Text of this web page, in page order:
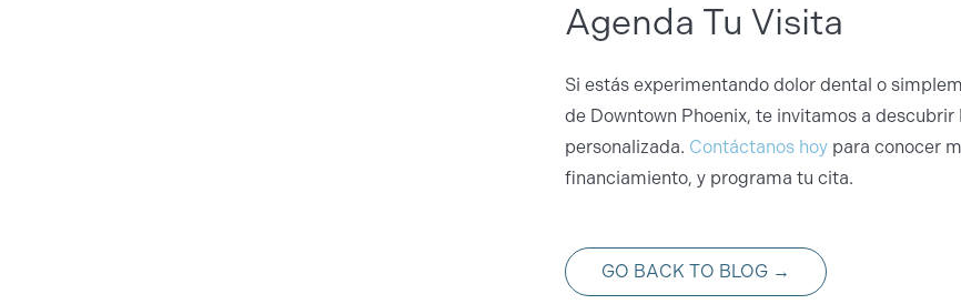
Agenda Tu Visita
Si estás experimentando dolor dental o
de Downtown Phoenix, te invitamos a
personalizada. Contáctanos hoypara conocer
financiamiento, y programa tu cita.
GO BACK TO BLOG →